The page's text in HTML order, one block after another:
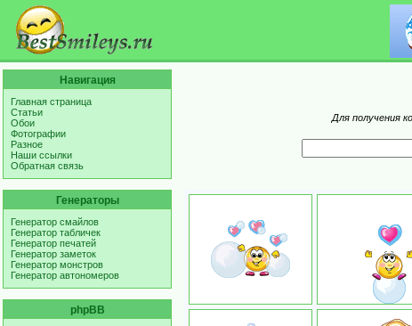
Навигация
Главная страница
Статьи
Обои
Фотографии
Разное
Наши ссылки
Обратная связь
Генераторы
Генератор смайлов
Генератор табличек
Генератор печатей
Генератор заметок
Генератор монстров
Генератор автономеров
phpBB
Для получения